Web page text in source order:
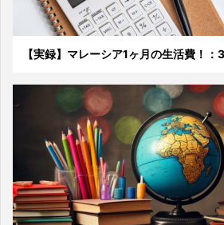
【実録】マレーシア1ヶ月の生活費！